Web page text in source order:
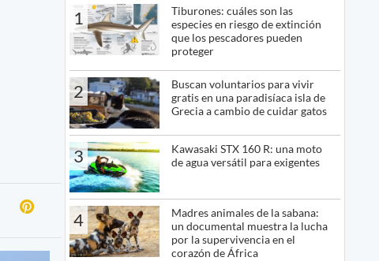
1
Tiburones: cuáles son las
especies en riesgo de extinción
que los pescadores pueden
proteger
2
Buscan voluntarios para vivir
gratis en una paradisíaca isla de
Grecia a cambio de cuidar gatos
3
Kawasaki STX 160 R: una moto
de agua versátil para exigentes
4
Madres animales de la sabana:
un documental muestra la lucha
por la supervivencia en el
corazón de África